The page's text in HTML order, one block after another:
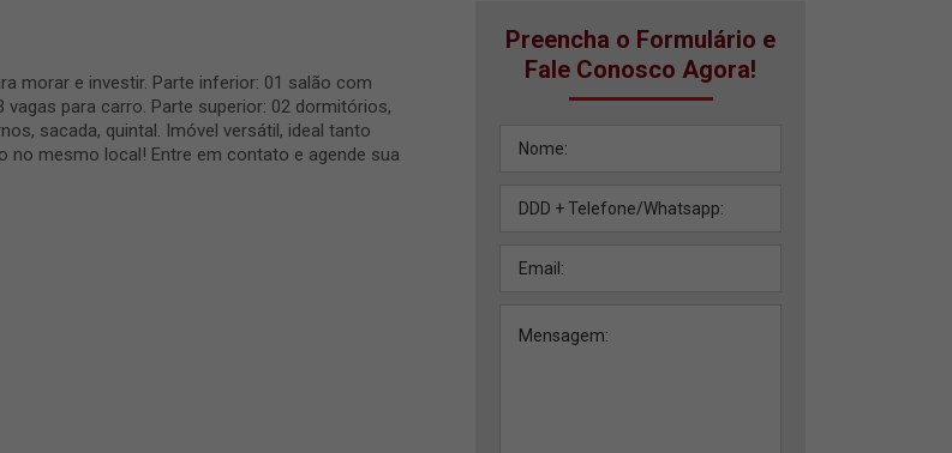
morar e investir. Parte inferior: 01 salão com
para carro. Parte superior: 02 dormitórios,
sacada, quintal. Imóvel versátil, ideal tanto
no mesmo local! Entre em contato e agende sua
Preencha o Formulário e
Fale Conosco Agora!